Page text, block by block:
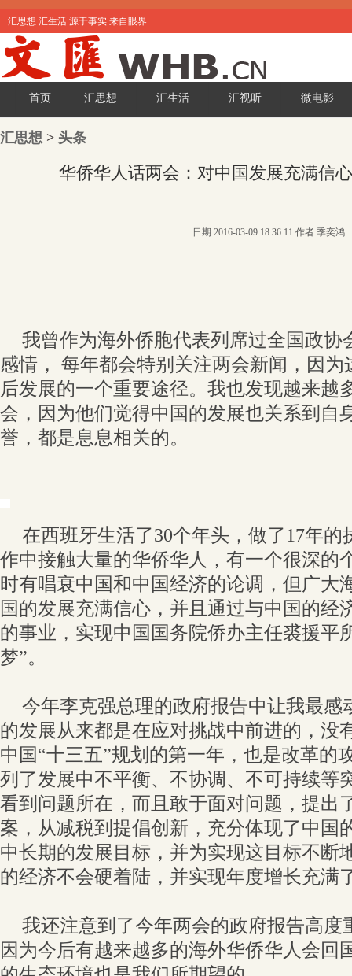
汇思想 汇生活 源于事实 来自眼界
首页 汇思想 汇生活 汇视听 微电影
汇思想 > 头条
华侨华人话两会：对中国发展充满信
日期:2016-03-09 18:36:11 作者:季奕鸿
我曾作为海外侨胞代表列席过全国政协
感情， 每年都会特别关注两会新闻，因
后发展的一个重要途径。我也发现越来越
会，因为他们觉得中国的发展也关系到自
誉，都是息息相关的。
在西班牙生活了30个年头，做了17年
作中接触大量的华侨华人，有一个很深的
时有唱衰中国和中国经济的论调，但广大
国的发展充满信心，并且通过与中国的经
的事业，实现中国国务院侨办主任裘援平
梦”。
今年李克强总理的政府报告中让我最感
的发展从来都是在应对挑战中前进的，没
中国“十三五”规划的第一年，也是改革的
列了发展中不平衡、不协调、不可持续等
看到问题所在，而且敢于面对问题，提出
案，从减税到提倡创新，充分体现了中国
中长期的发展目标，并为实现这目标不断
的经济不会硬着陆，并实现年度增长充满
我还注意到了今年两会的政府报告高度
因为今后有越来越多的海外华侨华人会回